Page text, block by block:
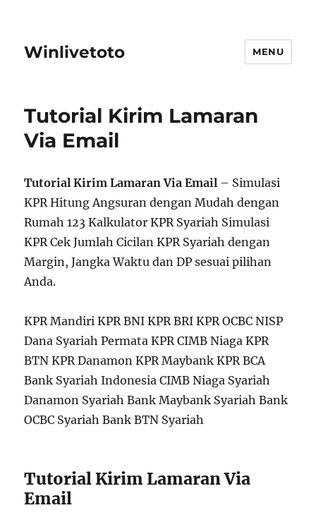
Winlivetoto MENU
Tutorial Kirim Lamaran
Via Email
Tutorial Kirim Lamaran Via Email – Simulasi
KPR Hitung Angsuran dengan Mudah dengan
Rumah 123 Kalkulator KPR Syariah Simulasi
KPR Cek Jumlah Cicilan KPR Syariah dengan
Margin, Jangka Waktu dan DP sesuai pilihan
Anda.
KPR Mandiri KPR BNI KPR BRI KPR OCBC NISP
Dana Syariah Permata KPR CIMB Niaga KPR
BTN KPR Danamon KPR Maybank KPR BCA
Bank Syariah Indonesia CIMB Niaga Syariah
Danamon Syariah Bank Maybank Syariah Bank
OCBC Syariah Bank BTN Syariah
Tutorial Kirim Lamaran Via
Email